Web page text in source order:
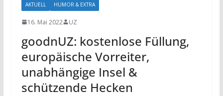
AKTUELL HUMOR & EXTRA
16. Mai 2022 UZ
goodnUZ: kostenlose Füllung,
europäische Vorreiter,
unabhängige Insel &
schützende Hecken